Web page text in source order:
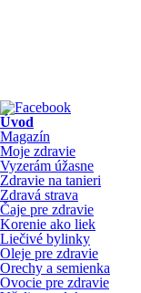
Úvod
Magazín
Moje zdravie
Vyzerám úžasne
Zdravie na tanieri
Zdravá strava
Čaje pre zdravie
Korenie ako liek
Liečivé bylinky
Oleje pre zdravie
Orechy a semienka
Ovocie pre zdravie